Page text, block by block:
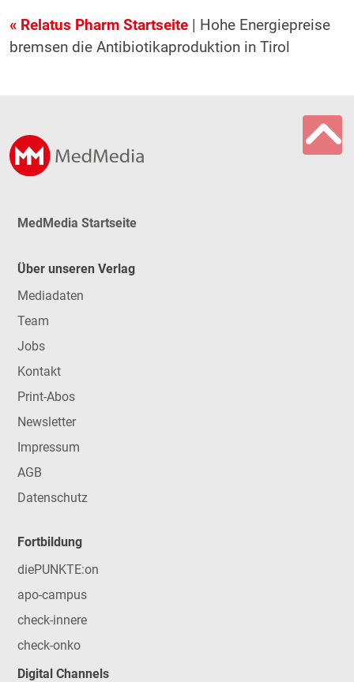
« Relatus Pharm Startseite| Hohe Energiepreise
bremsen die Antibiotikaproduktion in Tirol
MedMedia Startseite
Über unseren Verlag
Mediadaten
Team
Jobs
Kontakt
Print-Abos
Newsletter
Impressum
AGB
Datenschutz
Fortbildung
diePUNKTE:on
apo-campus
check-innere
check-onko
Digital Channels